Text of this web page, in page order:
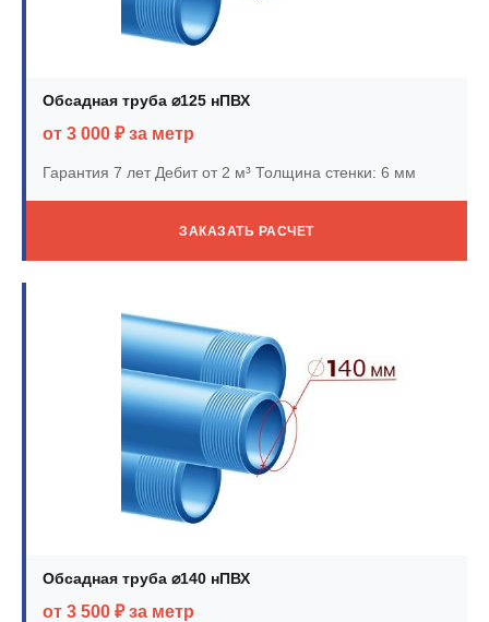
Обсадная труба ⌀125 нПВХ
от 3 000 ₽ за метр
Гарантия 7 летДебит от 2 м³ Толщина стенки: 6 мм
ЗАКАЗАТЬ РАСЧЕТ
Обсадная труба ⌀140 нПВХ
от 3 500 ₽ за метр